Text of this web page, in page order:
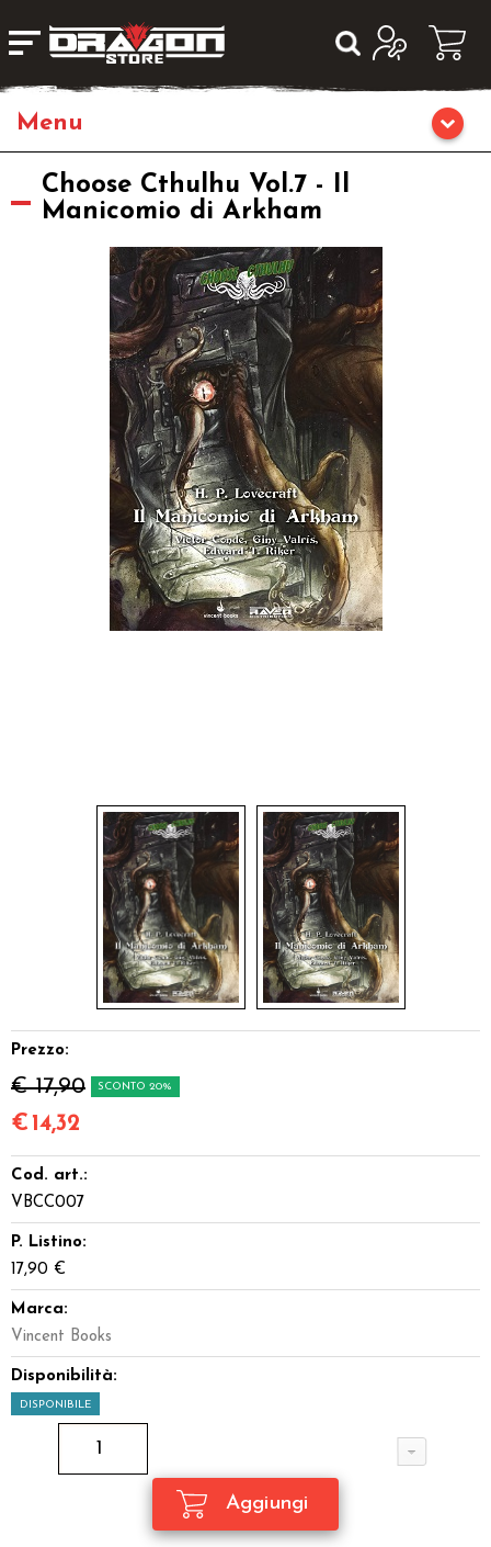
Giochi da Tavolo
Giochi di Carte Collezionabili
Giocattoli e Gadget
Choose Cthulhu Vol.7 - Il
Manicomio di Arkham
Prezzo:
€ 17,90 SCONTO 20%
€ 14,32
Cod. art.:
VBCC007
P. Listino:
17,90 €
Marca:
Vincent Books
Disponibilità:
DISPONIBILE